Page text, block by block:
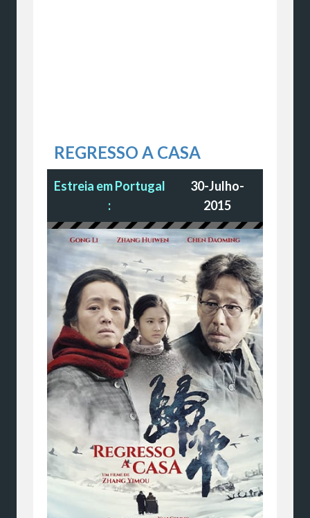
REGRESSO A CASA
Estreia em Portugal
:
30-Julho-
2015